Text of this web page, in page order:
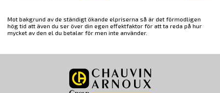
Mot bakgrund av de ständigt ökande elpriserna så är det förmodligen
hög tid att även du ser över din egen effektfaktor för att ta reda på hur
mycket av den el du betalar för men inte använder.